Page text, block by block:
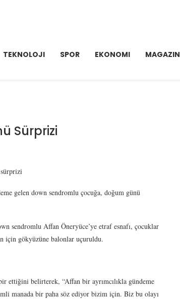
TEKNOLOJI SPOR EKONOMI MAGAZIN
Sürprizi
gelen down sendromlu çocuğa, doğum günü
sendromlu Affan Öneryüce’ye etraf esnafı, çocuklar
için gökyüzüne balonlar uçuruldu.
ettiğini belirterek, “Affan bir ayrımcılıkla gündeme
manada bir paha söz ediyor bizim için. Biz bu olayı